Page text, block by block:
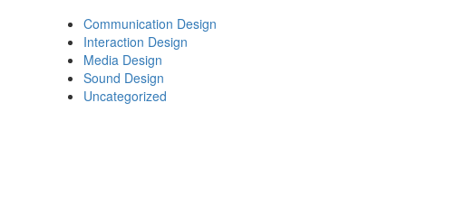
Communication Design
Interaction Design
Media Design
Sound Design
Uncategorized